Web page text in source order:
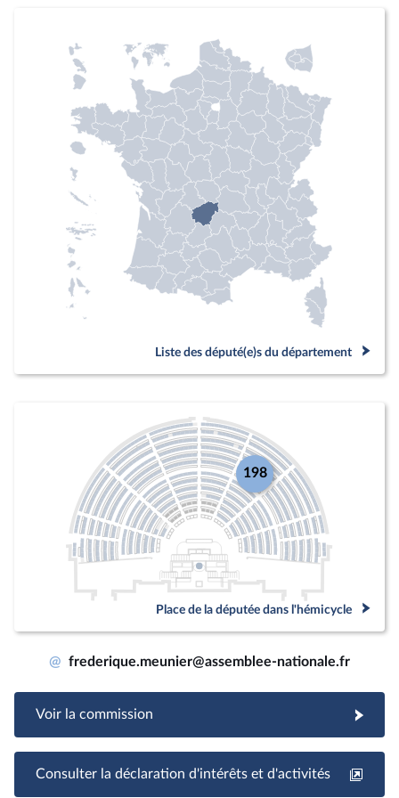
Liste des député(e)s du département
198
Place de la députée dans l'hémicycle
@ frederique.meunier@assemblee-nationale.fr
Voir la commission
Consulter la déclaration d'intérêts et d'activités